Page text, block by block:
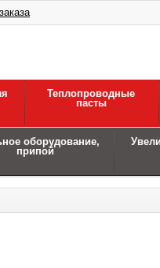
Теплопроводные
пасты
оборудование,
припой